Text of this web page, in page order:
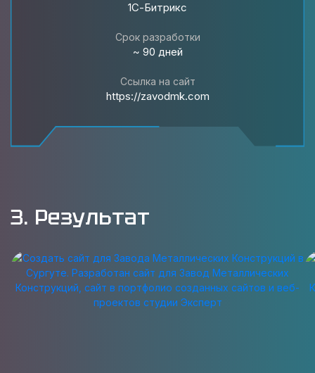
1С-Битрикс
Срок разработки
~ 90 дней
Ссылка на сайт
https://zavodmk.com
3. Результат